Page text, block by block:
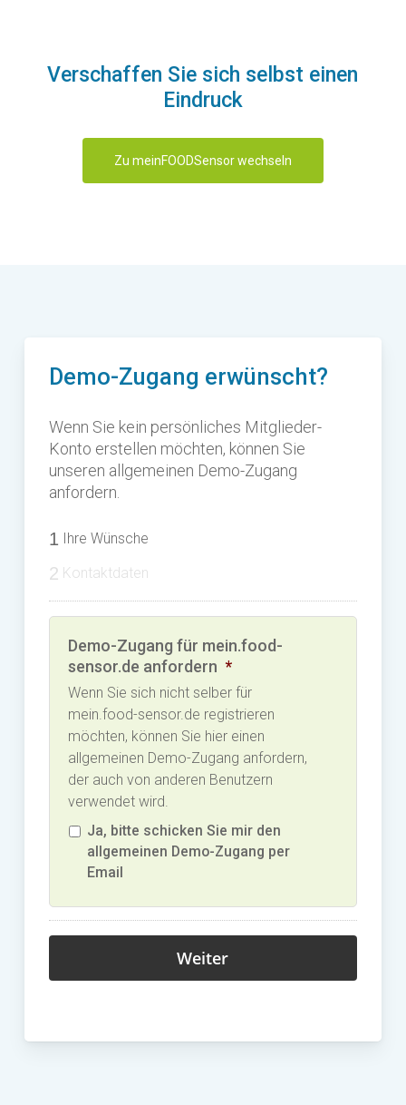
Verschaffen Sie sich selbst einen
Eindruck
Zu meinFOODSensor wechseln
Demo-Zugang erwünscht?
Wenn Sie kein persönliches Mitglieder-
Konto erstellen möchten, können Sie
unseren allgemeinen Demo-Zugang
anfordern.
1 Ihre Wünsche
2 Kontaktdaten
Demo-Zugang für mein.food-
sensor.de anfordern *
Wenn Sie sich nicht selber für
mein.food-sensor.de registrieren
möchten, können Sie hier einen
allgemeinen Demo-Zugang anfordern,
der auch von anderen Benutzern
verwendet wird.
Ja, bitte schicken Sie mir den
allgemeinen Demo-Zugang per
Email